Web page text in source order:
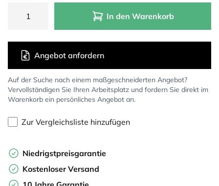
In den Warenkorb
Auf der Suche nach einem maßgeschneiderten Angebot?
Vervollständigen Sie Ihren Arbeitsplatz und fordern Sie direkt im
Warenkorb ein persönliches Angebot an.
Angebot anfordern
Zur Vergleichsliste hinzufügen
Niedrigstpreisgarantie
Kostenloser Versand